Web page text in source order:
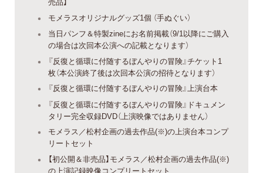
モメラスオリジナルグッズ1個 （手ぬぐい）
当日パンフ＆特製zineにお名前掲載（9/1以降にご購入
の場合は次回本公演への記載となります）
『反復と循環に付随するぼんやりの冒険』チケット1
枚（本公演終了後は次回本公演の招待となります）
『反復と循環に付随するぼんやりの冒険』上演台本
『反復と循環に付随するぼんやりの冒険』ドキュメン
タリー完全収録DVD（上演映像ではありません）
モメラス／松村企画の過去作品(※)の上演台本コンプ
リートセット
【初公開＆非売品】モメラス／松村企画の過去作品(※)
の上演記録映像コンプリートセット